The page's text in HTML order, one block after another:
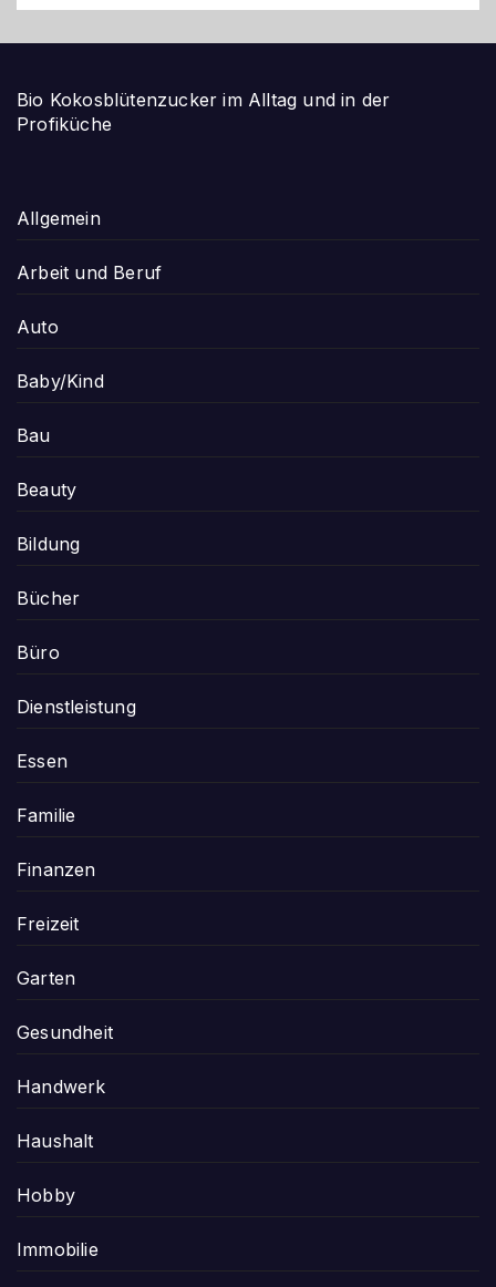
Bio Kokosblütenzucker im Alltag und in der
Profiküche
Allgemein
Arbeit und Beruf
Auto
Baby/Kind
Bau
Beauty
Bildung
Bücher
Büro
Dienstleistung
Essen
Familie
Finanzen
Freizeit
Garten
Gesundheit
Handwerk
Haushalt
Hobby
Immobilie